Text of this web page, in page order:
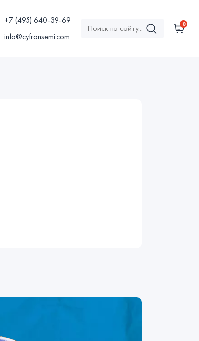
+7 (495) 640-39-69
info@cyfronsemi.com
0